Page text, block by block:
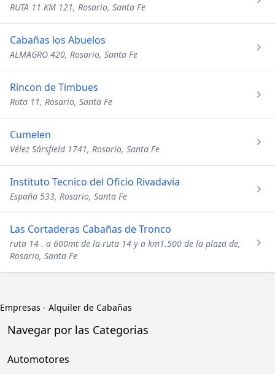
RUTA 11 KM 121, Rosario, Santa Fe
Cabañas los Abuelos
ALMAGRO 420, Rosario, Santa Fe
Rincon de Timbues
Ruta 11, Rosario, Santa Fe
Cumelen
Vélez Sársfield 1741, Rosario, Santa Fe
Instituto Tecnico del Oficio Rivadavia
España 533, Rosario, Santa Fe
Las Cortaderas Cabañas de Tronco
ruta 14 . a 600mt de la ruta 14 y a km1.500 de la plaza de,
Rosario, Santa Fe
Empresas - Alquiler de Cabañas
Navegar por las Categorias
Automotores